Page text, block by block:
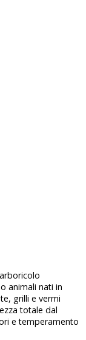
animali nati in
grilli e vermi
totale dal
e temperamento